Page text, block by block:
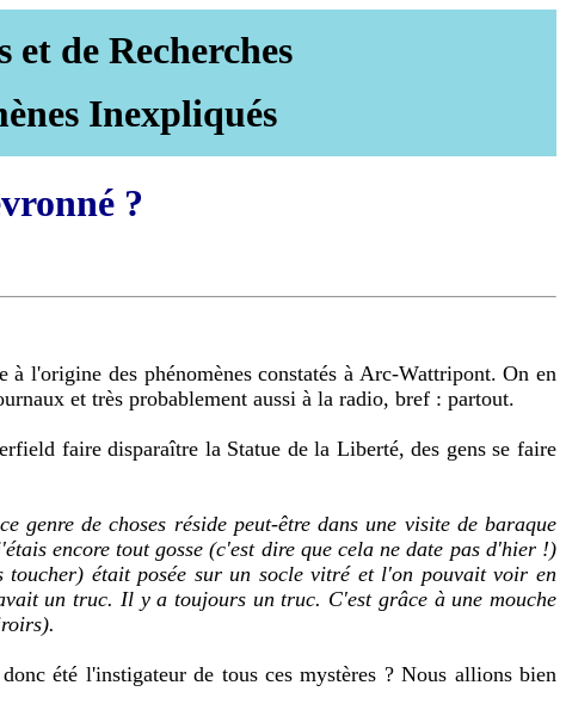
de Recherches
Inexpliqués
?
l'origine des phénomènes constatés à Arc-Wattripont. On en
et très probablement aussi à la radio, bref : partout.
faire disparaître la Statue de la Liberté, des gens se faire
de choses réside peut-être dans une visite de baraque
encore tout gosse (c'est dire que cela ne date pas d'hier !)
était posée sur un socle vitré et l'on pouvait voir en
un truc. Il y a toujours un truc. C'est grâce à une mouche
été l'instigateur de tous ces mystères ? Nous allions bien